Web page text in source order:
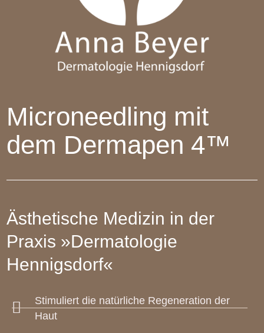
Microneedling mit
dem Dermapen 4™
Ästhetische Medizin in der
Praxis »Dermatologie
Hennigsdorf«
Stimuliert die natürliche Regeneration der
Haut